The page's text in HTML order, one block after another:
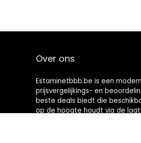
Over ons
Estaminetbbb.be is een
prijsvergelijkings- en
beste deals biedt die
op de hoogte houdt via de